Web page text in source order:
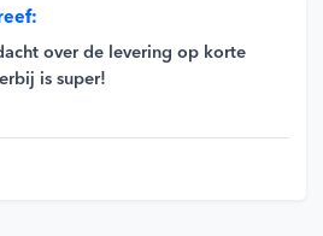
over de levering op korte
is super!